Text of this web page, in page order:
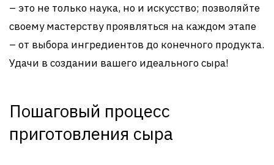
– это не только наука, но и искусство; позволяйте
своему мастерству проявляться на каждом этапе
– от выбора ингредиентов до конечного продукта.
Удачи в создании вашего идеального сыра!
Пошаговый процесс
приготовления сыра